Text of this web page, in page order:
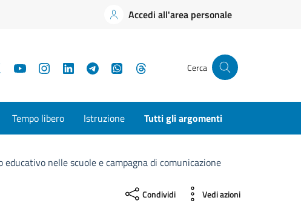
Accedi all'area personale
YouTubeInstagramLinkedInTelegramWhatsApp Cerca
Tempo libero Istruzione Tutti gli argomenti
nelle scuole e campagna di comunicazione
Condividi Vedi azioni